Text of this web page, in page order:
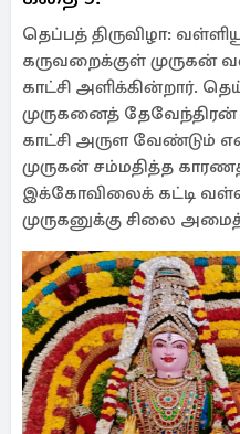
தெப்பத் திருவிழா:
கருவறைக்குள் முருகன்
காட்சி அளிக்கின்றார்.
முருகனைத் தேவேந்திரன்
காட்சி அருள வேண்டும்
முருகன் சம்மதித்த
இக்கோவிலைக் கட்டி
முருகனுக்கு சிலை